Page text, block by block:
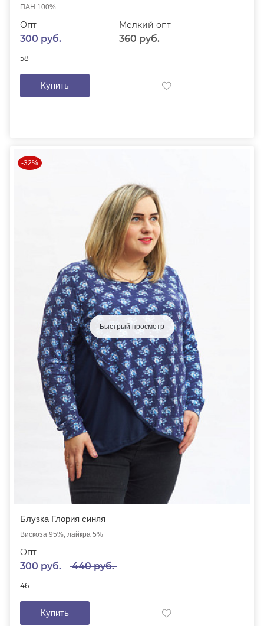
ПАН 100%
Опт Мелкий опт
300 руб. 360 руб.
58
Купить
-32%
Быстрый просмотр
Блузка Глория синяя
Вискоза 95%, лайкра 5%
Опт
300 руб. 440 руб.
46
Купить